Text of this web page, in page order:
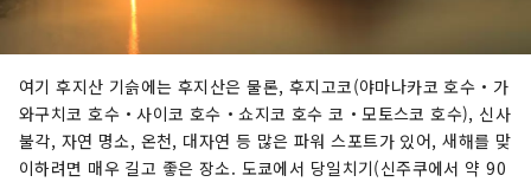
여기 후지산 기슭에는 후지산은 물론, 후지고코(야마나카코 호수・가
와구치코 호수・사이코 호수・쇼지코 호수 코・모토스코 호수), 신사
불각, 자연 명소, 온천, 대자연 등 많은 파워 스포트가 있어, 새해를 맞
이하려면 매우 길고 좋은 장소. 도쿄에서 당일치기(신주쿠에서 약 90